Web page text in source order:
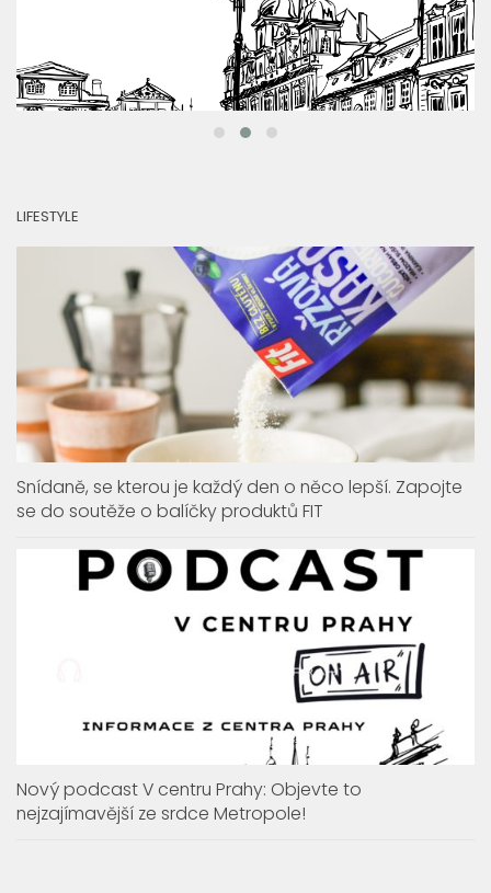
LIFESTYLE
Snídaně, se kterou je každý den o něco lepší. Zapojte
se do soutěže o balíčky produktů FIT
Nový podcast V centru Prahy: Objevte to
nejzajímavější ze srdce Metropole!